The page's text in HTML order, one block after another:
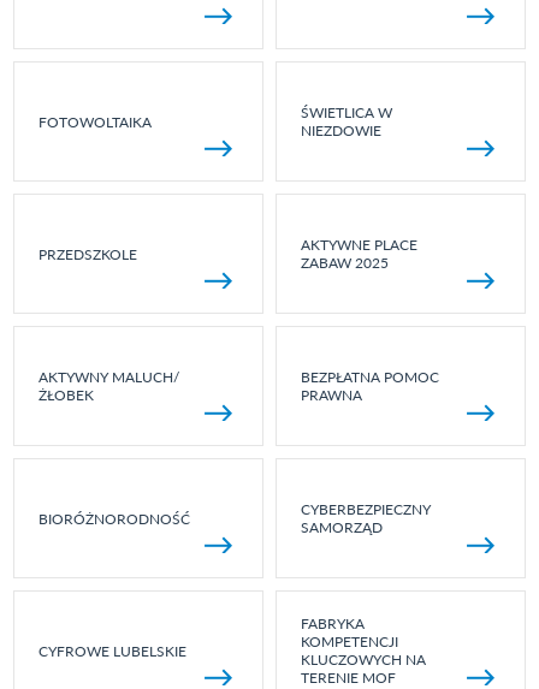
FOTOWOLTAIKA
ŚWIETLICA W
NIEZDOWIE
PRZEDSZKOLE
AKTYWNE PLACE
ZABAW 2025
AKTYWNY MALUCH/
ŻŁOBEK
BEZPŁATNA POMOC
PRAWNA
BIORÓŻNORODNOŚĆ
CYBERBEZPIECZNY
SAMORZĄD
CYFROWE LUBELSKIE
FABRYKA
KOMPETENCJI
KLUCZOWYCH NA
TERENIE MOF